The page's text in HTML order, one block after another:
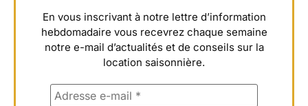
En vous inscrivant à notre lettre d’information
hebdomadaire vous recevrez chaque semaine
notre e-mail d’actualités et de conseils sur la
location saisonnière.